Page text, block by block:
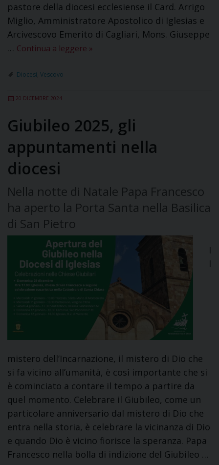
pastore della diocesi ecclesiense il Card. Arrigo
Miglio, Amministratore Apostolico di Iglesias e
Arcivescovo Emerito di Cagliari, Mons. Giuseppe
… Continua a leggere »
Diocesi Vescovo
20 DICEMBRE 2024
Giubileo 2025, gli
appuntamenti nella
diocesi
Nella notte di Natale Papa Francesco
ha aperto la Porta Santa nella Basilica
di San Pietro
I
l
mistero dell’Incarnazione, il mistero di Dio che
si fa vicino all’umanità, è così importante che si
è cominciato a contare il tempo a partire da
quel momento. Celebrare il Giubileo, come un
particolare anniversario dal mistero di Dio che
entra nella storia, è celebrare la vicinanza di Dio
e quando Dio è vicino fiorisce la speranza. Papa
Francesco nella bolla di indizione del Giubileo …